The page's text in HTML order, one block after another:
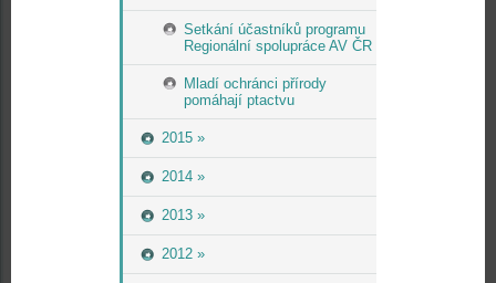
Setkání účastníků programu
Regionální spolupráce AV ČR
Mladí ochránci přírody
pomáhají ptactvu
2015 »
2014 »
2013 »
2012 »